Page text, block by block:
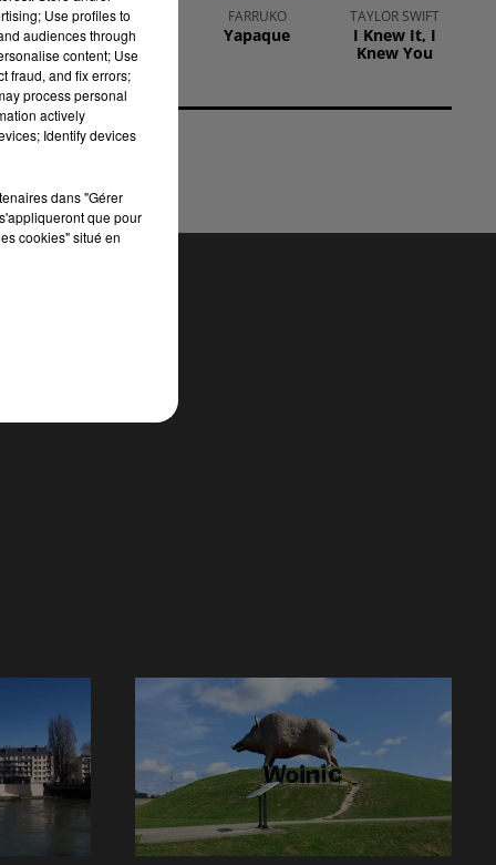
BRUNO MARS
On My Soul
FARRUKO
Yapaque
TAYLOR SWIFT
I Knew It, I
Knew You
Use profiles to
audiences through
content; Use
fraud, and fix errors;
process personal
actively
Identify devices
dans "Gérer
que pour
cookies" situé en